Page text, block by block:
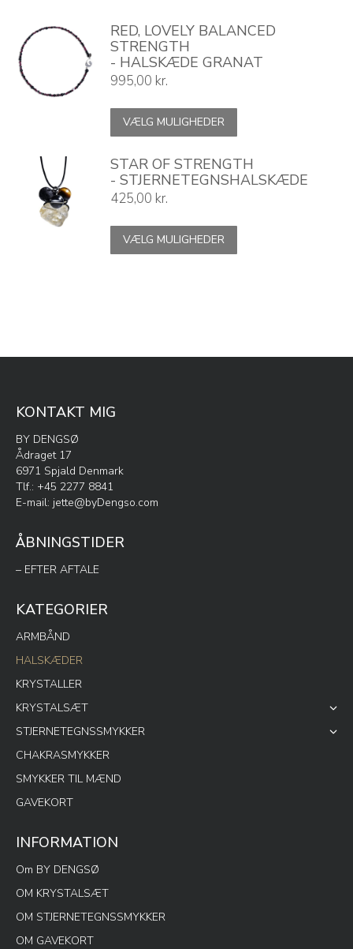
RED, LOVELY BALANCED
STRENGTH
- HALSKÆDE GRANAT
995,00 kr.
VÆLG MULIGHEDER
Dette
flere
varianter.
vælges
varesiden
STAR OF STRENGTH
- STJERNETEGNSHALSKÆDE
425,00 kr.
VÆLG MULIGHEDER
Dette
på
KONTAKT MIG
BY DENGSØ
Ådraget 17
6971 Spjald Denmark
Tlf.: +45 2277 8841
E-mail: jette@byDengso.com
ÅBNINGSTIDER
– EFTER AFTALE
KATEGORIER
ARMBÅND
HALSKÆDER
KRYSTALLER
KRYSTALSÆT
STJERNETEGNSSMYKKER
CHAKRASMYKKER
SMYKKER TIL MÆND
GAVEKORT
INFORMATION
Om BY DENGSØ
OM KRYSTALSÆT
OM STJERNETEGNSSMYKKER
OM GAVEKORT